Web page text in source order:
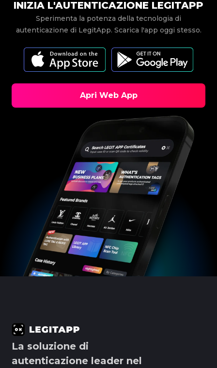
INIZIA L'AUTENTICAZIONE LEGITAPP
Sperimenta la potenza della tecnologia di
autenticazione di LegitApp. Scarica l'app oggi stesso.
Apri Web App
La soluzione di
autenticazione leader nel